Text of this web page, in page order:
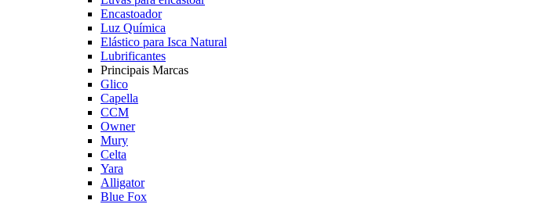
Encastoador
Luz Química
Elástico para Isca Natural
Lubrificantes
Principais Marcas
Glico
Capella
CCM
Owner
Mury
Celta
Yara
Alligator
Blue Fox